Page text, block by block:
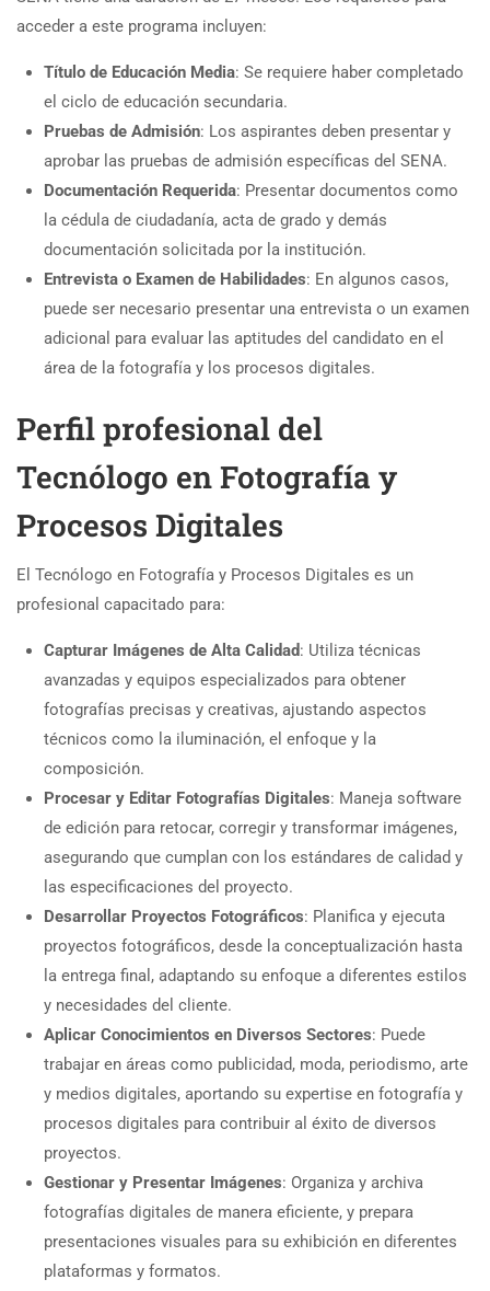
acceder a este programa incluyen:
Título de Educación Media: Se requiere haber completado
el ciclo de educación secundaria.
Pruebas de Admisión: Los aspirantes deben presentar y
aprobar las pruebas de admisión específicas del SENA.
Documentación Requerida: Presentar documentos como
la cédula de ciudadanía, acta de grado y demás
documentación solicitada por la institución.
Entrevista o Examen de Habilidades: En algunos casos,
puede ser necesario presentar una entrevista o un examen
adicional para evaluar las aptitudes del candidato en el
área de la fotografía y los procesos digitales.
Perfil profesional del
Tecnólogo en Fotografía y
Procesos Digitales
El Tecnólogo en Fotografía y Procesos Digitales es un
profesional capacitado para:
Capturar Imágenes de Alta Calidad: Utiliza técnicas
avanzadas y equipos especializados para obtener
fotografías precisas y creativas, ajustando aspectos
técnicos como la iluminación, el enfoque y la
composición.
Procesar y Editar Fotografías Digitales: Maneja software
de edición para retocar, corregir y transformar imágenes,
asegurando que cumplan con los estándares de calidad y
las especificaciones del proyecto.
Desarrollar Proyectos Fotográficos: Planifica y ejecuta
proyectos fotográficos, desde la conceptualización hasta
la entrega final, adaptando su enfoque a diferentes estilos
y necesidades del cliente.
Aplicar Conocimientos en Diversos Sectores: Puede
trabajar en áreas como publicidad, moda, periodismo, arte
y medios digitales, aportando su expertise en fotografía y
procesos digitales para contribuir al éxito de diversos
proyectos.
Gestionar y Presentar Imágenes: Organiza y archiva
fotografías digitales de manera eficiente, y prepara
presentaciones visuales para su exhibición en diferentes
plataformas y formatos.